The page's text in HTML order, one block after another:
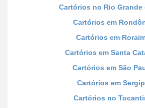
Cartórios no Rio Grande
Cartórios em
Cartórios em
Cartórios em Santa
Cartórios em São
Cartórios em
Cartórios no